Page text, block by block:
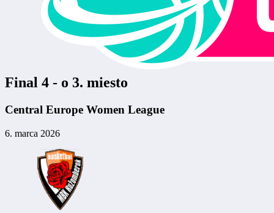
Final 4 - o 3. miesto
Central Europe Women League
6. marca 2026